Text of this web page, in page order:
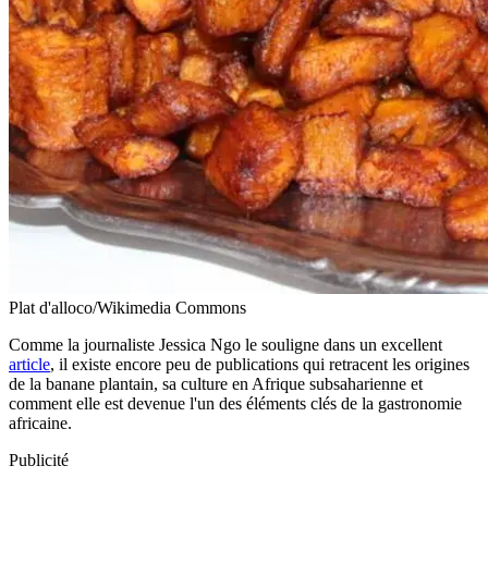
Plat d'alloco/Wikimedia Commons
Comme la journaliste Jessica Ngo le souligne dans un excellent
article, il existe encore peu de publications qui retracent les origines
de la banane plantain, sa culture en Afrique subsaharienne et
comment elle est devenue l'un des éléments clés de la gastronomie
africaine.
Publicité